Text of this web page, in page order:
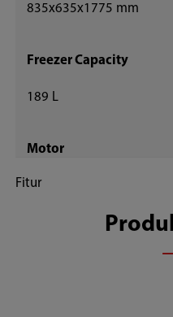
835x635x1775 mm
Freezer Capacity
189 L
Motor
Inverter
Fitur